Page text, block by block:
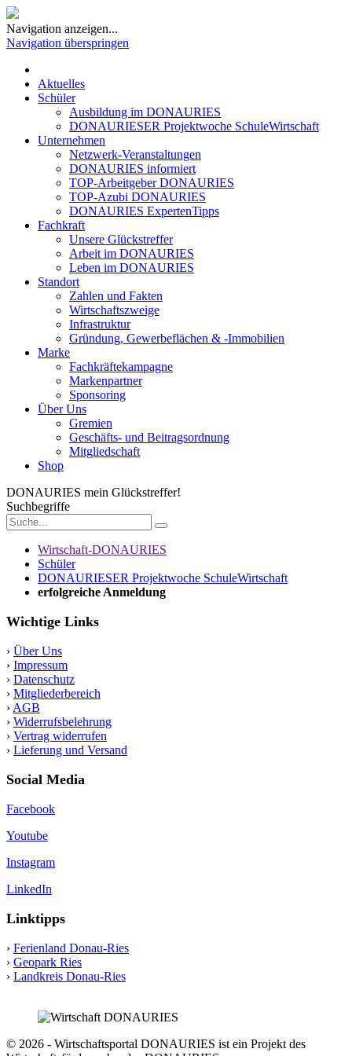
Navigation anzeigen...
Navigation überspringen
Aktuelles
Schüler
Ausbildung im DONAURIES
DONAURIESER Projektwoche SchuleWirtschaft
Unternehmen
Netzwerk-Veranstaltungen
DONAURIES informiert
TOP-Arbeitgeber DONAURIES
TOP-Azubi DONAURIES
DONAURIES ExpertenTipps
Fachkraft
Unsere Glückstreffer
Arbeit im DONAURIES
Leben im DONAURIES
Standort
Zahlen und Fakten
Wirtschaftszweige
Infrastruktur
Gründung, Gewerbeflächen & -Immobilien
Marke
Fachkräftekampagne
Markenpartner
Sponsoring
Über Uns
Gremien
Geschäfts- und Beitragsordnung
Mitgliedschaft
Shop
DONAURIES mein Glückstreffer!
Suchbegriffe
Wirtschaft-DONAURIES
Schüler
DONAURIESER Projektwoche SchuleWirtschaft
erfolgreiche Anmeldung
Wichtige Links
› Über Uns
› Impressum
› Datenschutz
› Mitgliederbereich
› AGB
› Widerrufsbelehrung
› Vertrag widerrufen
› Lieferung und Versand
Social Media
Facebook
Youtube
Instagram
LinkedIn
Linktipps
› Ferienland Donau-Ries
› Geopark Ries
› Landkreis Donau-Ries
© 2026 - Wirtschaftsportal DONAURIES ist ein Projekt des